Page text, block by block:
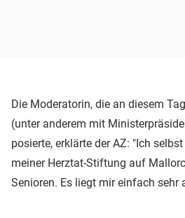
Die Moderatorin, die an diesem
(unter anderem mit
posierte, erklärte der AZ: "Ich
meiner Herztat-Stiftung auf
Senioren. Es liegt mir einfach sehr